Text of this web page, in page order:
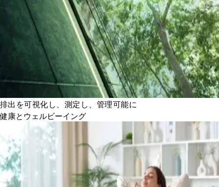
排出を可視化し、測定し、管理可能に
健康とウェルビーイング